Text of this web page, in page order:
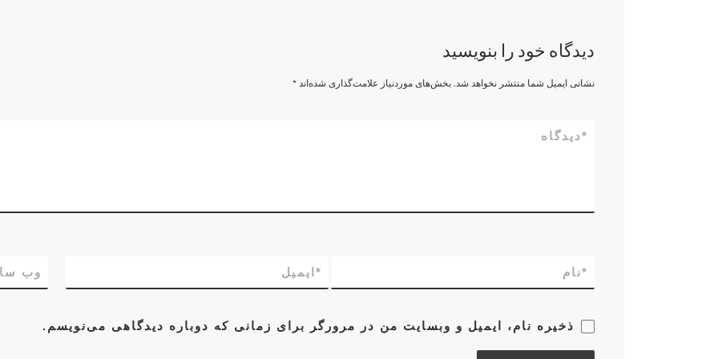
دیدگاه خود را بنویسید
نشانی ایمیل شما منتشر نخواهد شد. بخش‌های موردنیاز علامت‌گذاری شده‌اند*
دیدگاه*
نام* ایمیل * وب‌
ذخیره نام، ایمیل و وبسایت من در مرورگر برای زمانی که دوباره دیدگاهی می‌نویسم.